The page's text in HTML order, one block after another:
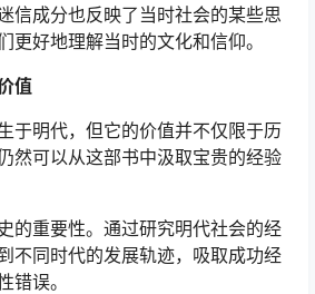
信成分也反映了当时社会的某些思
更好地理解当时的文化和信仰。
值
于明代，但它的价值并不仅限于历
然可以从这部书中汲取宝贵的经验
的重要性。通过研究明代社会的经
不同时代的发展轨迹，吸取成功经
错误。